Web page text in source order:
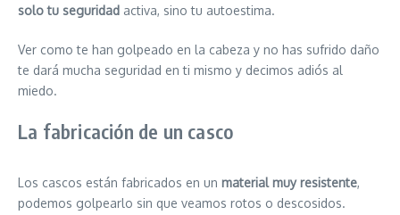
solo tu seguridad activa, sino tu autoestima.
Ver como te han golpeado en la cabeza y no has sufrido daño
te dará mucha seguridad en ti mismo y decimos adiós al
miedo.
La fabricación de un casco
Los cascos están fabricados en un material muy resistente,
podemos golpearlo sin que veamos rotos o descosidos.